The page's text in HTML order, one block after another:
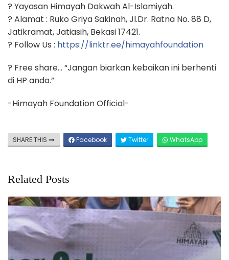
? Yayasan Himayah Dakwah Al-Islamiyah.
? Alamat : Ruko Griya Sakinah, Jl.Dr. Ratna No. 88 D,
Jatikramat, Jatiasih, Bekasi 17421.
? Follow Us : https://linktr.ee/himayahfoundation
? Free share… “Jangan biarkan kebaikan ini berhenti
di HP anda.”
-Himayah Foundation Official-
SHARE THIS Facebook Twitter WhatsApp
Related Posts